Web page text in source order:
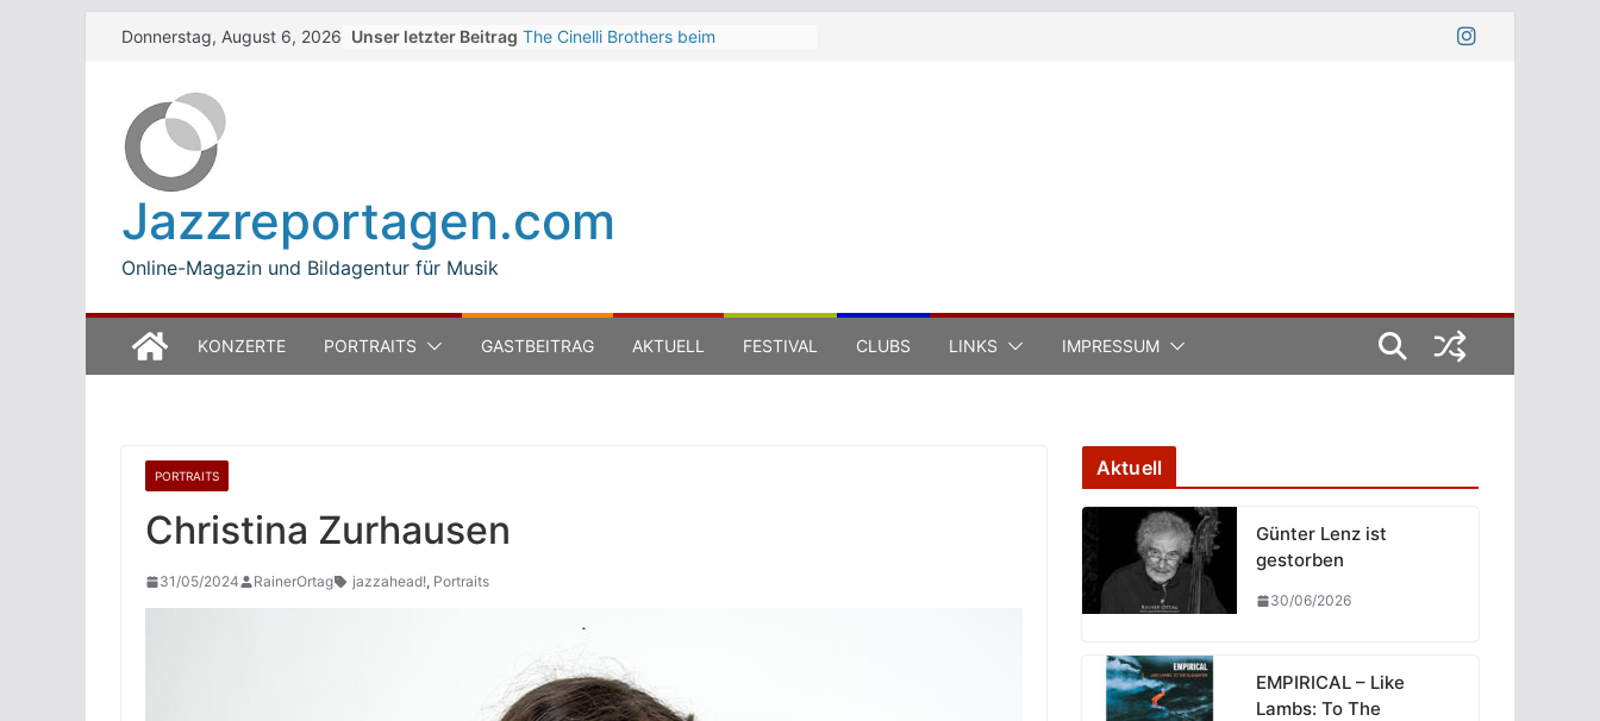
SkipDonnerstag, August 6, 2026 Unser letzter Beitrag The Cinelli Brothers beim
Open Ludwigsburg 2026
Jazzreportagen.com
Online-Magazin und Bildagentur für Musik
KONZERTE PORTRAITS GASTBEITRAG AKTUELL FESTIVAL CLUBS LINKS IMPRESSUM
PORTRAITS
Christina Zurhausen
31/05/2024 RainerOrtag jazzahead!, Portraits
Aktuell
Günter Lenz ist
gestorben
30/06/2026
EMPIRICAL – Like
Lambs: To The